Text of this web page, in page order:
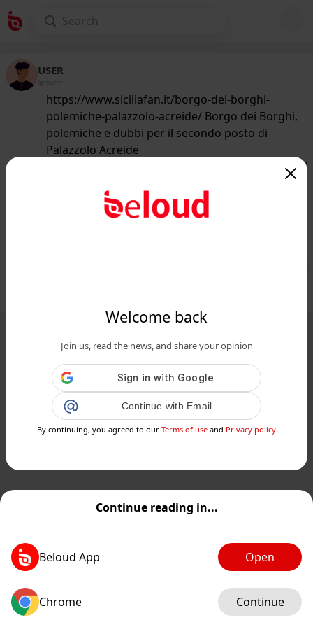
Continue reading in...
Beloud App Open
Chrome Continue
Welcome back
Join us, read the news, and share your opinion
Continue with Email
By continuing, you agreed to our Terms of use and Privacy policy
USER
@guest
https://www.siciliafan.it/borgo-dei-borghi-
polemiche-palazzolo-acreide/ Borgo dei Borghi,
polemiche e dubbi per il secondo posto di
Palazzolo Acreide
/50
Borgo dei Borghi, scoppia il caso per
il secondo posto di Palazzolo